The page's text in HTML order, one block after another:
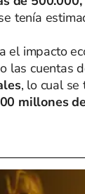
tenía
el impacto
las cuentas
, lo cual se
millones